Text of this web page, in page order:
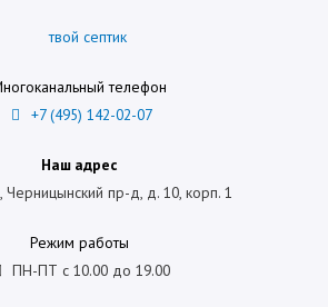
телефон
+7 (495) 142-02-07
Наш адрес
Черницынский пр-д, д. 10, корп. 1
Режим работы
ПН-ПТ с 10.00 до 19.00